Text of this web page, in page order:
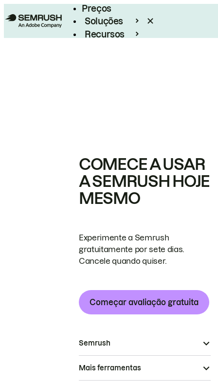
Preços
Soluções
Recursos
COMECE A USAR
A SEMRUSH HOJE
MESMO
Experimente a Semrush
gratuitamente por sete dias.
Cancele quando quiser.
Começar avaliação gratuita
Semrush
Mais ferramentas